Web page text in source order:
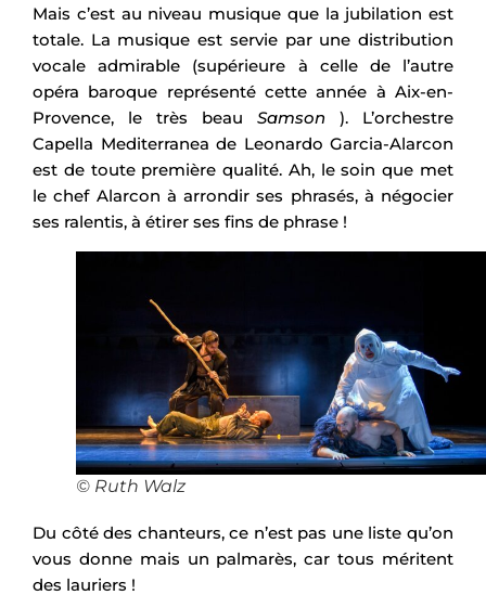
Mais c’est au niveau musique que la jubilation est
totale. La musique est servie par une distribution
vocale admirable (supérieure à celle de l’autre
opéra baroque représenté cette année à Aix-en-
Provence, le très beau Samson ). L’orchestre
Capella Mediterranea de Leonardo Garcia-Alarcon
est de toute première qualité. Ah, le soin que met
le chef Alarcon à arrondir ses phrasés, à négocier
ses ralentis, à étirer ses fins de phrase !
© Ruth Walz
Du côté des chanteurs, ce n’est pas une liste qu’on
vous donne mais un palmarès, car tous méritent
des lauriers !